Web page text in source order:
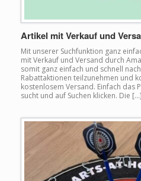
Artikel mit Verkauf und
Mit unserer Suchfunktion ganz
mit Verkauf und Versand durch
somit ganz einfach und schnell
Rabattaktionen teilzunehmen und
kostenlosem Versand. Einfach das
sucht und auf Suchen klicken. Die […]